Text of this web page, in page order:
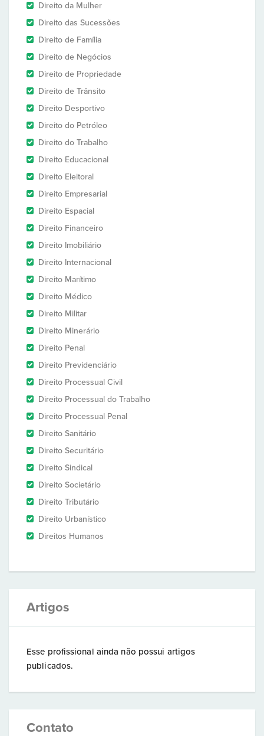
Direito da Mulher
Direito das Sucessões
Direito de Família
Direito de Negócios
Direito de Propriedade
Direito de Trânsito
Direito Desportivo
Direito do Petróleo
Direito do Trabalho
Direito Educacional
Direito Eleitoral
Direito Empresarial
Direito Espacial
Direito Financeiro
Direito Imobiliário
Direito Internacional
Direito Marítimo
Direito Médico
Direito Militar
Direito Minerário
Direito Penal
Direito Previdenciário
Direito Processual Civil
Direito Processual do Trabalho
Direito Processual Penal
Direito Sanitário
Direito Securitário
Direito Sindical
Direito Societário
Direito Tributário
Direito Urbanístico
Direitos Humanos
Artigos
Esse profissional ainda não possui artigos
publicados.
Contato